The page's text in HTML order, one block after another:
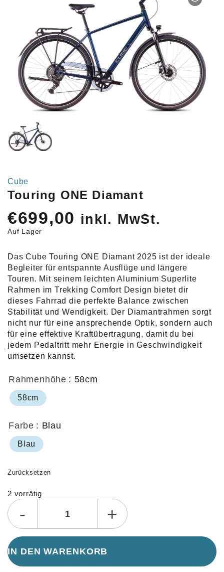
Cube
Touring ONE Diamant
€699,00 inkl. MwSt.
Auf Lager
Das Cube Touring ONE Diamant 2025 ist der ideale
Begleiter für entspannte Ausflüge und längere
Touren. Mit seinem leichten Aluminium Superlite
Rahmen im Trekking Comfort Design bietet dir
dieses Fahrrad die perfekte Balance zwischen
Stabilität und Wendigkeit. Der Diamantrahmen sorgt
nicht nur für eine ansprechende Optik, sondern auch
für eine effektive Kraftübertragung, damit du bei
jedem Pedaltritt mehr Energie in Geschwindigkeit
umsetzen kannst.
Rahmenhöhe : 58cm
58cm
Farbe : Blau
Blau
Zurücksetzen
2 vorrätig
- +
IN DEN WARENKORB